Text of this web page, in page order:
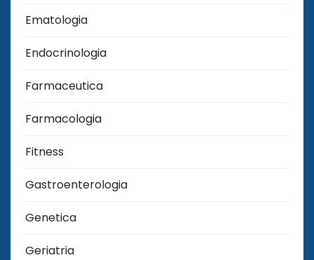
Ematologia
Endocrinologia
Farmaceutica
Farmacologia
Fitness
Gastroenterologia
Genetica
Geriatria